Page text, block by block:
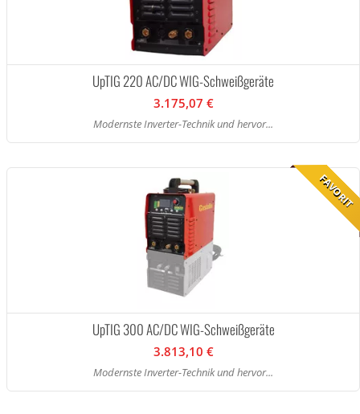
UpTIG 220 AC/DC WIG-Schweißgeräte
3.175,07 €
Modernste Inverter-Technik und hervor...
FAVORIT
UpTIG 300 AC/DC WIG-Schweißgeräte
3.813,10 €
Modernste Inverter-Technik und hervor...